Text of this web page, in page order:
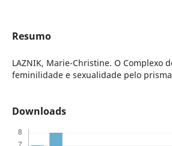
Resumo
LAZNIK, Marie-Christine. O Complexo
feminilidade e sexualidade pelo
Downloads